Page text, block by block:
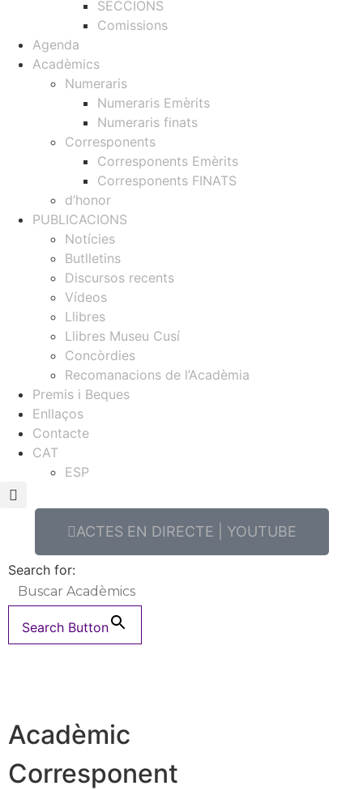
SECCIONS
Comissions
Agenda
Acadèmics
Numeraris
Numeraris Emèrits
Numeraris finats
Corresponents
Corresponents Emèrits
Corresponents FINATS
d’honor
PUBLICACIONS
Notícies
Butlletins
Discursos recents
Vídeos
Llibres
Llibres Museu Cusí
Concòrdies
Recomanacions de l’Acadèmia
Premis i Beques
Enllaços
Contacte
CAT
ESP
ACTES EN DIRECTE | YOUTUBE
Search for:
Search Button
Acadèmic
Corresponent